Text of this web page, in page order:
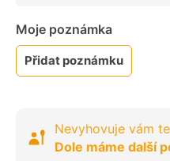
Moje poznámka
Přidat poznámku
Nevyhovuje vám
Dole máme další